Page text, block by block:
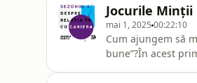
jurnalului Car
Jocurile Minții
mai 1, 2025 00:22:10
Cum ajungem să
bune”?În acest